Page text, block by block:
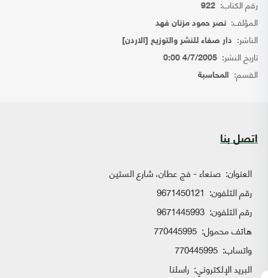
رقم الكتاب: 922
المؤلف: نصر حمود مزنان فهد
الناشر: دار صفاء للنشر والتوزيع [الاردن]
تاريخ النشر: 4/7/2005 0:00
القسم: المحاسبة
اتصل بنا
العنوان: صنعاء - فج عطان، شارع الستين
رقم التلفون: 9671450121
رقم التلفون: 9671445993
هاتف محمول: 770445995
واتساب:
البريد الإلكتروني: راسلنا